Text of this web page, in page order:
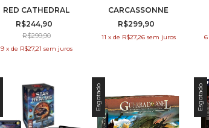
RED CATHEDRAL
R$244,90
R$299,90
9 x de R$27,21 sem juros
CARCASSONNE
R$299,90
11 x de R$27,26 sem juros 6
Esgotado Esgotado